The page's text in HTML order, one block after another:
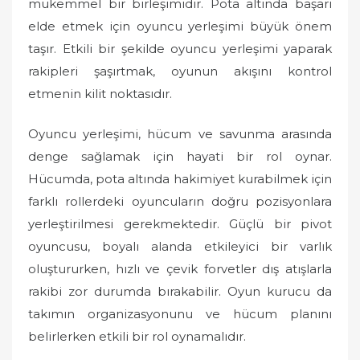
mükemmel bir birleşimidir. Pota altında başarı
elde etmek için oyuncu yerleşimi büyük önem
taşır. Etkili bir şekilde oyuncu yerleşimi yaparak
rakipleri şaşırtmak, oyunun akışını kontrol
etmenin kilit noktasıdır.
Oyuncu yerleşimi, hücum ve savunma arasında
denge sağlamak için hayati bir rol oynar.
Hücumda, pota altında hakimiyet kurabilmek için
farklı rollerdeki oyuncuların doğru pozisyonlara
yerleştirilmesi gerekmektedir. Güçlü bir pivot
oyuncusu, boyalı alanda etkileyici bir varlık
oluştururken, hızlı ve çevik forvetler dış atışlarla
rakibi zor durumda bırakabilir. Oyun kurucu da
takımın organizasyonunu ve hücum planını
belirlerken etkili bir rol oynamalıdır.